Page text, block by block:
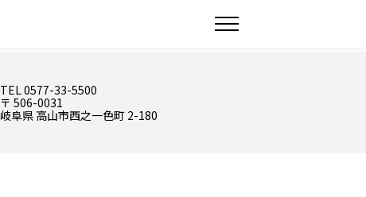
TEL 0577-33-5500
〒 506-0031
岐阜県 高山市西之一色町 2-180